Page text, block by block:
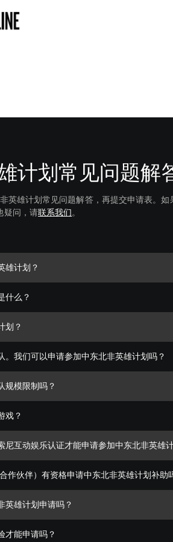
计划常见问题解
英雄计划常见问题解答，再提交申请表。如
疑问，请联系我们。
雄计划？
什么？
划？
我们可以申请参加中东北非英雄计划吗？
规模限制吗？
戏？
互动娱乐认证才能申请参加中东北非英雄计
作伙伴）有资格申请中东北非英雄计划补助
英雄计划申请吗？
才能申请吗？